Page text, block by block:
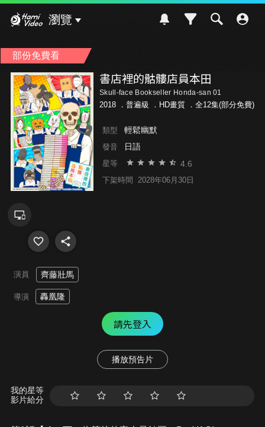
瀏覽
部份免費看
書店裡的骷髏店員本田
Skull-face Bookseller Honda-san 01
2018 ． 普遍級 ．HD畫質 ．全12集(部分免費)
類型 輕鬆幽默
發音 日語
星等 4.6
下架時間 2028年06月30日
演員 齊藤壯馬
導演 轟凰隆
請先登入
播放預告片
我的星等
影片給分